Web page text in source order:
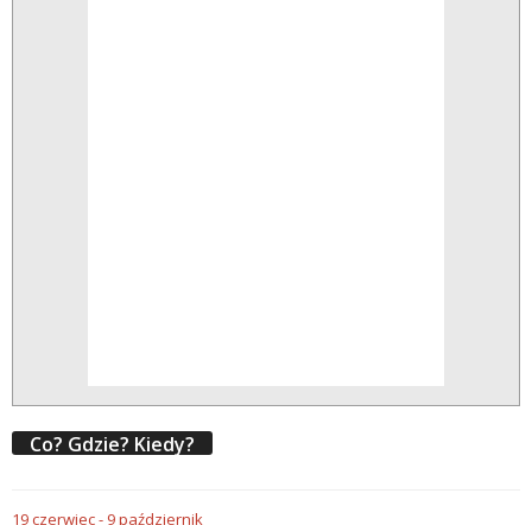
Co? Gdzie? Kiedy?
19czerwiec- 9październik